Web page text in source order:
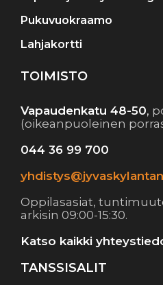
Pukuvuokraamo
Lahjakortti
TOIMISTO
Vapaudenkatu 48-50,
(oikeanpuoleinen
044 36 99 700
Oppilasasiat,
arkisin 09:00-15:30.
Katso kaikki
TANSSISALIT